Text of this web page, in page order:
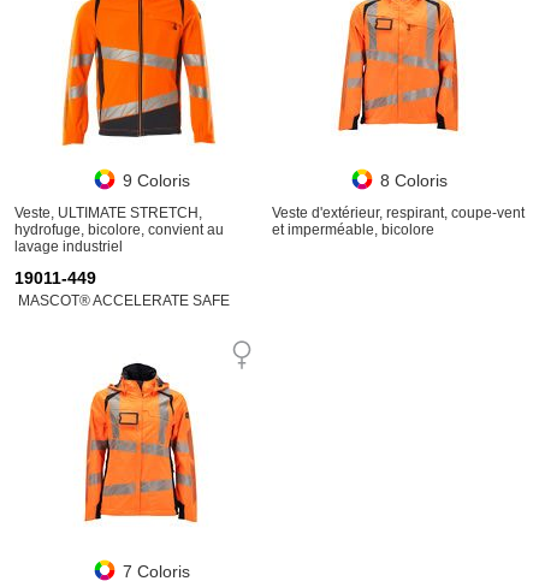
9 Coloris
Veste, ULTIMATE STRETCH,
hydrofuge, bicolore, convient au
lavage industriel
8 Coloris
Veste d'extérieur, respirant, coupe-vent
et imperméable, bicolore
19011-449
MASCOT® ACCELERATE SAFE
7 Coloris